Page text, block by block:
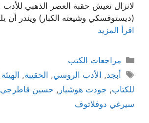
لانزال نعيش حقبة العصر الذهبي
(ديستوفسكي وشيعته الكبار) ويندر أن
اقرأ المزيد
التصنيفات
مراجعات الكتب
الوسوم
أبجد, الأدب الروسي, الحقيبة,
للكتاب, جودت هوشيار , حسين قاطرجي
سيرغي دوفلاتوف